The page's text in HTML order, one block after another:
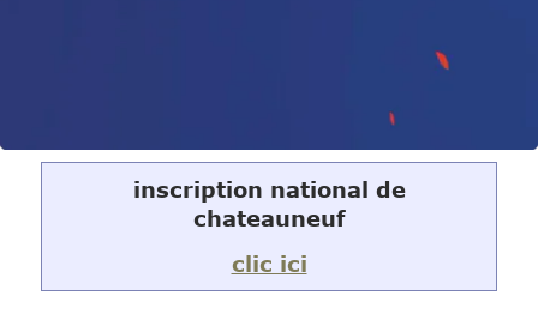
inscription national de
chateauneuf
clic ici